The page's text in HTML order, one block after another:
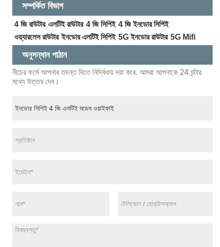
সম্পর্কিত বিভাগ
4 জি রাউটার এলটিই রাউটার 4 জি সিপিই 4 জি ইনডোর সিপিই
ওয়্যারলেস রাউটার ইনডোর এলটিই সিপিই 5G ইনডোর রাউটার 5G Mifi
অনুসন্ধান পাঠান
নীচের ফর্মে আপনার তদন্ত দিতে নির্দ্বিধায় দয়া করে. আমরা আপনাকে 24 ঘন্টার
মধ্যে উত্তর দেব।